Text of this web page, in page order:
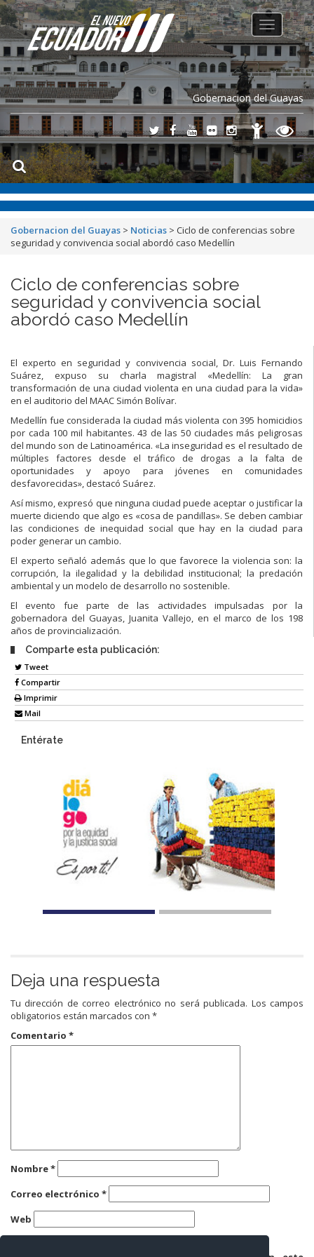
Gobernacion del Guayas
Toggle
navigation
Gobernacion del Guayas > Noticias > Ciclo de conferencias sobre
seguridad y convivencia social abordó caso Medellín
Ciclo de conferencias sobre
seguridad y convivencia social
abordó caso Medellín
El experto en seguridad y convivencia social, Dr. Luis Fernando
Suárez, expuso su charla magistral «Medellín: La gran
transformación de una ciudad violenta en una ciudad para la vida»
en el auditorio del MAAC Simón Bolívar.
Medellín fue considerada la ciudad más violenta con 395 homicidios
por cada 100 mil habitantes. 43 de las 50 ciudades más peligrosas
del mundo son de Latinoamérica. «La inseguridad es el resultado de
múltiples factores desde el tráfico de drogas a la falta de
oportunidades y apoyo para jóvenes en comunidades
desfavorecidas», destacó Suárez.
Así mismo, expresó que ninguna ciudad puede aceptar o justificar la
muerte diciendo que algo es «cosa de pandillas». Se deben cambiar
las condiciones de inequidad social que hay en la ciudad para
poder generar un cambio.
El experto señaló además que lo que favorece la violencia son: la
corrupción, la ilegalidad y la debilidad institucional; la predación
ambiental y un modelo de desarrollo no sostenible.
El evento fue parte de las actividades impulsadas por la
gobernadora del Guayas, Juanita Vallejo, en el marco de los 198
años de provincialización.
Comparte esta publicación:
Tweet
Compartir
Imprimir
Mail
Entérate
Deja una respuesta
Tu dirección de correo electrónico no será publicada. Los campos
obligatorios están marcados con *
Comentario *
Nombre*
Correo electrónico *
Web